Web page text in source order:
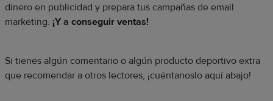
dinero en publicidad y prepara tus campañas de email
marketing. ¡Y a conseguir ventas!
Si tienes algún comentario o algún producto deportivo extra
que recomendar a otros lectores, ¡cuéntanoslo aquí abajo!